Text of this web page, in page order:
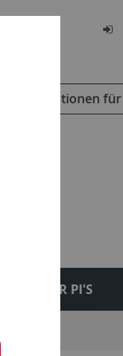
Informationen für
FORMER PI'S